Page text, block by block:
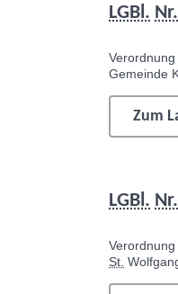
LGBl. Nr.
Gemeinde
Zum
LGBl. Nr.
St.